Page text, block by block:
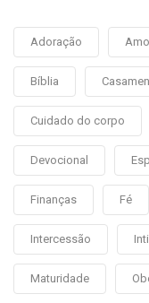
Adoração
Bíblia
Cuidado do corpo
Devocional
Finanças Fé
Intercessão
Maturidade